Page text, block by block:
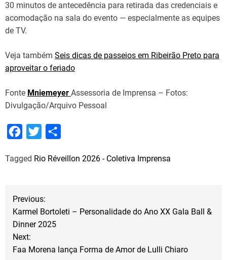
30 minutos de antecedência para retirada das credenciais e
acomodação na sala do evento — especialmente as equipes
de TV.
Veja também Seis dicas de passeios em Ribeirão Preto para
aproveitar o feriado
Fonte Mniemeyer Assessoria de Imprensa – Fotos:
Divulgação/Arquivo Pessoal
c
o
k
i
e
r
a
Tagged Rio Réveillon 2026 - Coletiva Imprensa
NPrevious:
Karmel Bortoleti – Personalidade do Ano XX Gala Ball &
Dinner 2025
Next:
Faa Morena lança Forma de Amor de Lulli Chiaro